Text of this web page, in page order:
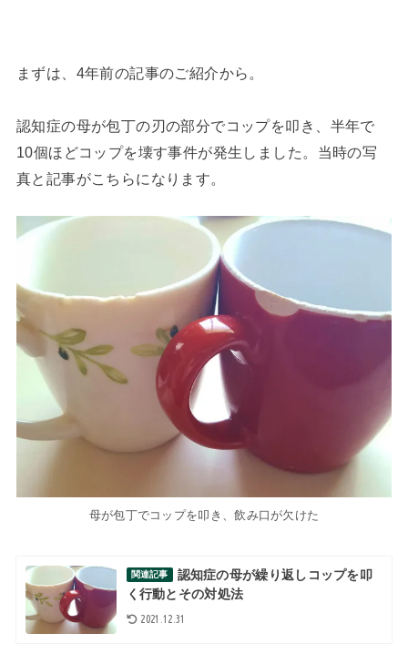
まずは、4年前の記事のご紹介から。
認知症の母が包丁の刃の部分でコップを叩き、半年で
10個ほどコップを壊す事件が発生しました。当時の写
真と記事がこちらになります。
母が包丁でコップを叩き、飲み口が欠けた
関連記事
認知症の母が繰り返しコップを叩
く行動とその対処法
2021.12.31